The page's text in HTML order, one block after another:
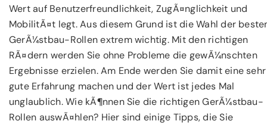
Wert auf Benutzerfreundlichkeit, ZugÃ¤nglichkeit und
MobilitÃ¤t legt. Aus diesem Grund ist die Wahl der
GerÃ¼stbau-Rollen extrem wichtig. Mit den richtigen
RÃ¤dern werden Sie ohne Probleme die gewÃ¼nschten
Ergebnisse erzielen. Am Ende werden Sie damit eine sehr
gute Erfahrung machen und der Wert ist jedes Mal
unglaublich. Wie kÃ¶nnen Sie die richtigen GerÃ¼stbau-
Rollen auswÃ¤hlen? Hier sind einige Tipps, die Sie